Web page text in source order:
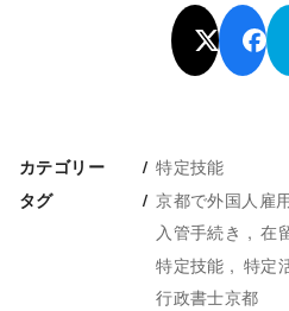
カテゴリー 特定技能
タグ 京都で外国人雇
入管手続き
在
特定技能
特定
行政書士京都